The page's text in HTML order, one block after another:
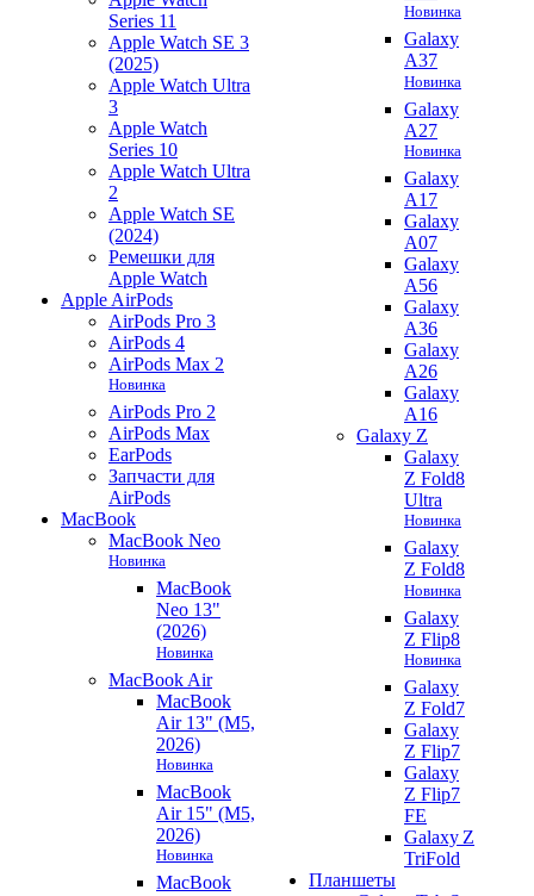
Series 11
Apple Watch SE 3
(2025)
Apple Watch Ultra
3
Apple Watch
Series 10
Apple Watch Ultra
2
Apple Watch SE
(2024)
Ремешки для
Apple Watch
Apple AirPods
AirPods Pro 3
AirPods 4
AirPods Max 2
Новинка
AirPods Pro 2
AirPods Max
EarPods
Запчасти для
AirPods
MacBook
MacBook Neo
Новинка
MacBook
Neo 13"
(2026)
Новинка
MacBook Air
MacBook
Air 13" (M5,
2026)
Новинка
MacBook
Air 15" (M5,
2026)
Новинка
MacBook
Новинка
Galaxy
A37
Новинка
Galaxy
A27
Новинка
Galaxy
A17
Galaxy
A07
Galaxy
A56
Galaxy
A36
Galaxy
A26
Galaxy
A16
Galaxy Z
Galaxy
Z Fold8
Ultra
Новинка
Galaxy
Z Fold8
Новинка
Galaxy
Z Flip8
Новинка
Galaxy
Z Fold7
Galaxy
Z Flip7
Galaxy
Z Flip7
FE
Galaxy Z
TriFold
Планшеты